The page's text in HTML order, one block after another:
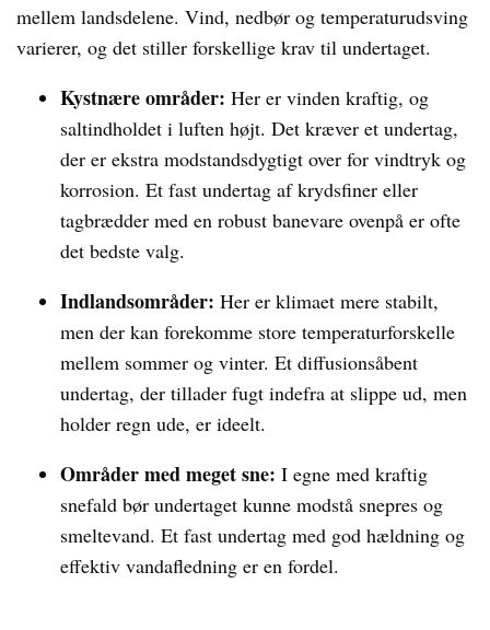
mellem landsdelene. Vind, nedbør og temperaturudsving
varierer, og det stiller forskellige krav til undertaget.
Kystnære områder: Her er vinden kraftig, og
saltindholdet i luften højt. Det kræver et undertag,
der er ekstra modstandsdygtigt over for vindtryk og
korrosion. Et fast undertag af krydsfiner eller
tagbrædder med en robust banevare ovenpå er ofte
det bedste valg.
Indlandsområder: Her er klimaet mere stabilt,
men der kan forekomme store temperaturforskelle
mellem sommer og vinter. Et diffusionsåbent
undertag, der tillader fugt indefra at slippe ud, men
holder regn ude, er ideelt.
Områder med meget sne: I egne med kraftig
snefald bør undertaget kunne modstå snepres og
smeltevand. Et fast undertag med god hældning og
effektiv vandafledning er en fordel.